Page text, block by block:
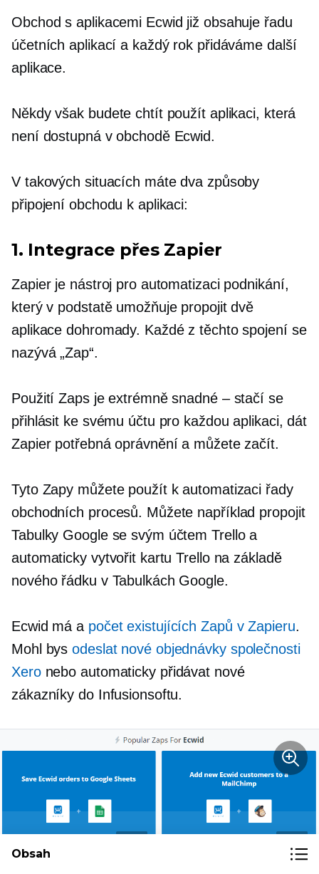
Obchod s aplikacemi Ecwid již obsahuje řadu
účetních aplikací a každý rok přidáváme další
aplikace.
Někdy však budete chtít použít aplikaci, která
není dostupná v obchodě Ecwid.
V takových situacích máte dva způsoby
připojení obchodu k aplikaci:
1. Integrace přes Zapier
Zapier je nástroj pro automatizaci podnikání,
který v podstatě umožňuje propojit dvě
aplikace dohromady. Každé z těchto spojení se
nazývá „Zap“.
Použití Zaps je extrémně snadné – stačí se
přihlásit ke svému účtu pro každou aplikaci, dát
Zapier potřebná oprávnění a můžete začít.
Tyto Zapy můžete použít k automatizaci řady
obchodních procesů. Můžete například propojit
Tabulky Google se svým účtem Trello a
automaticky vytvořit kartu Trello na základě
nového řádku v Tabulkách Google.
Ecwid má a počet existujících Zapů v Zapieru.
Mohl bysodeslat nové objednávky společnosti
Xeronebo automaticky přidávat nové
zákazníky do Infusionsoftu.
Obsah